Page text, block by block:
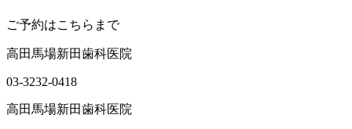
ご予約はこちらまで
高田馬場新田歯科医院
03-3232-0418
高田馬場新田歯科医院